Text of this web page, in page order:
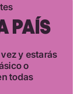
PAÍS
y estarás
o
todas